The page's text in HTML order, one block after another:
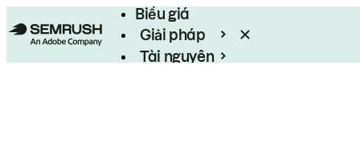
Biểu giá
Giải pháp
Tài nguyên